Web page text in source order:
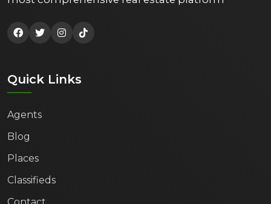
Quick Links
Agents
Blog
Places
Classifieds
Contact